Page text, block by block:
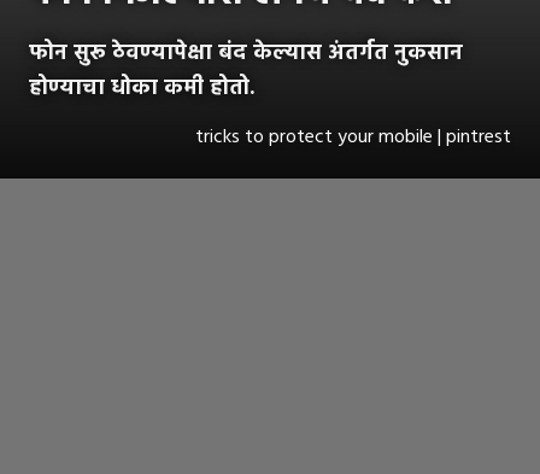
फोन सुरू ठेवण्यापेक्षा बंद केल्यास अंतर्गत नुकसान
होण्याचा धोका कमी होतो.
tricks to protect your mobile | pintrest